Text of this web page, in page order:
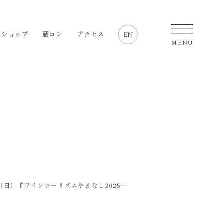
ョップ 蔵コン アクセス EN
MENU
11/9（日）『ワインツーリズムやまなし2025秋 勝沼』開催